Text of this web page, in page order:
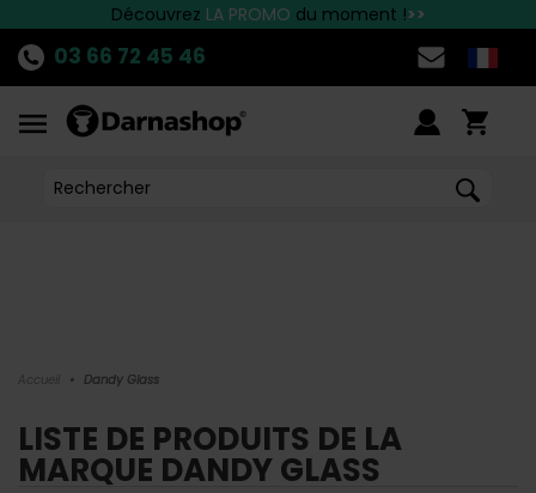
Découvrez LA PROMO du moment !>>
Livraison en relais offerte dès 39.90 euros d'achats
Payez en plusieurs fois avec Alma
03 66 72 45 46
• Dandy Glass
LISTE DE PRODUITS DE LA
MARQUE DANDY GLASS